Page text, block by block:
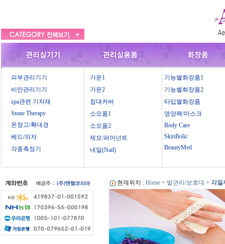
피부관리기기
비만관리기기
spa관련 기자재
Stone Therapy
온장고/확대경
베드/의자
각종측정기
가운1
가운2
침대커버
소모품1
소모품2
제모/퍼머넌트
네일(Nail)
기능별화장품1
기능별화장품2
타입별화장품
영양팩/마스크
Body Care
SkinBolic
BeautyMed
현재위치 : Home > 발관리/보호대 > 각질